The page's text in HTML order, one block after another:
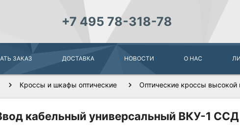
+7 495 78-318-78
ЗАКАЗ ДОСТАВКА НОВОСТИ О НАС
Кроссы и шкафы оптические Оптические кроссы высокой
кабельный универсальный ВКУ-1